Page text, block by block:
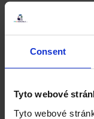
Consent
Tyto webové
Tyto webové